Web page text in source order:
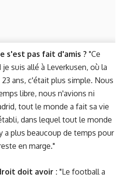
s'est pas fait d'amis ? "Ce
suis allé à Leverkusen, où la
ans, c'était plus simple. Nous
libre, nous n'avions ni
tout le monde a fait sa vie
dans lequel tout le monde
a plus beaucoup de temps pour
en marge."
doit avoir : "Le football a